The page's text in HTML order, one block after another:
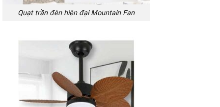
Quạt trần đèn hiện đại Mountain Fan